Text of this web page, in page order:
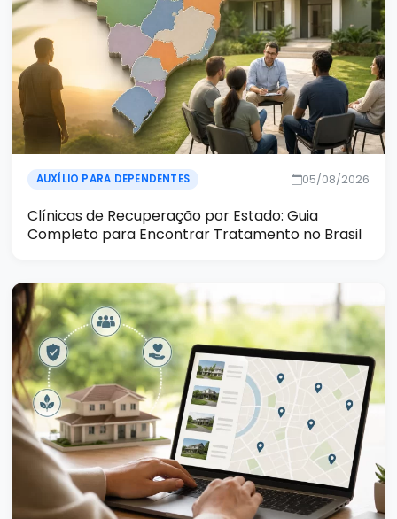
AUXÍLIO PARA DEPENDENTES 05/08/2026
Clínicas de Recuperação por Estado: Guia
Completo para Encontrar Tratamento no Brasil